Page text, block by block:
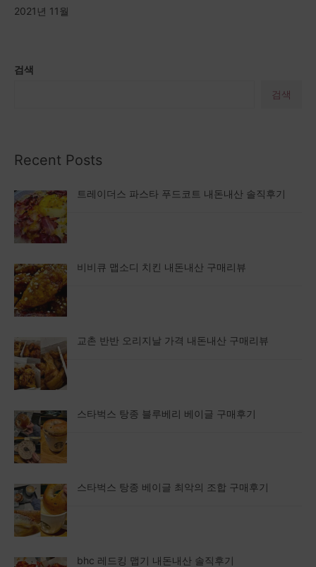
검색
검색
Recent Posts
트레이더스 파스타 푸드코트 내돈내산 솔직후기
비비큐 맵소디 치킨 내돈내산 구매리뷰
교촌 반반 오리지날 가격 내돈내산 구매리뷰
스타벅스 탕종 블루베리 베이글 구매후기
스타벅스 탕종 베이글 최악의 조합 구매후기
bhc 레드킹 맵기 내돈내산 솔직후기
2021년 11월